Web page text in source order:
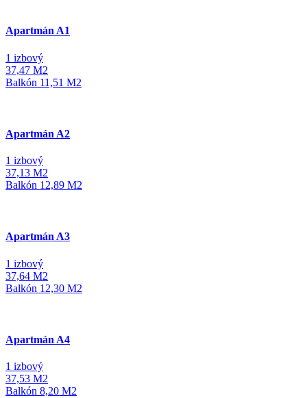
Apartmán A1
1 izbový
37,47 M2
Balkón 11,51 M2
Apartmán A2
1 izbový
37,13 M2
Balkón 12,89 M2
Apartmán A3
1 izbový
37,64 M2
Balkón 12,30 M2
Apartmán A4
1 izbový
37,53 M2
Balkón 8,20 M2